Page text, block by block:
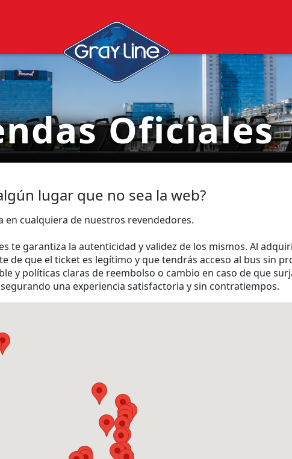
Oficiales
lugar que no sea la web?
en cualquiera de nuestros revendedores.
te garantiza la autenticidad y validez de los mismos. Al
de que el ticket es legítimo y que tendrás acceso al bus sin
y políticas claras de reembolso o cambio en caso de que
una experiencia satisfactoria y sin contratiempos.